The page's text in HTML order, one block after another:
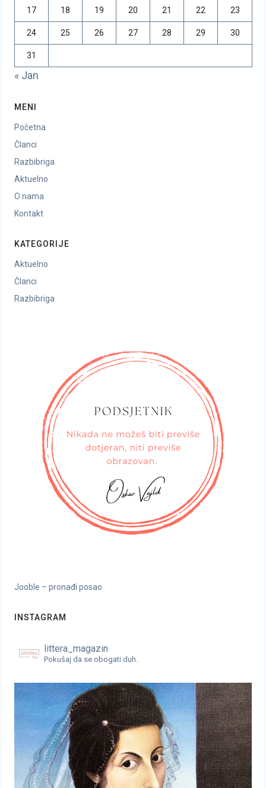
17 18 19 20 21 22 23
24 25 26 27 28 29 30
31
« Jan
MENI
Početna
Članci
Razbibriga
Aktuelno
O nama
Kontakt
KATEGORIJE
Aktuelno
Članci
Razbibriga
Jooble – pronađi posao
INSTAGRAM
littera_magazin
Pokušaj da se obogati duh.